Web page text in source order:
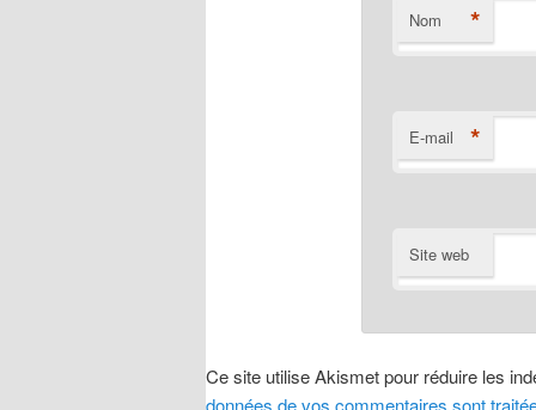
Nom *
E-mail *
Site web
Ce site utilise Akismet pour réduire les
données de vos commentaires sont